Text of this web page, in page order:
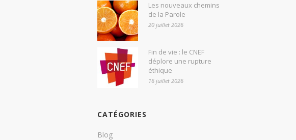
Les nouveaux chemins
de la Parole
20 juillet 2026
Fin de vie : le CNEF
déplore une rupture
éthique
16 juillet 2026
CATÉGORIES
Blog